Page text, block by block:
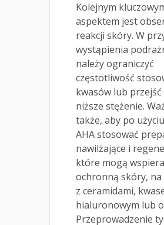
Kolejnym
aspektem jest
reakcji skóry. W
wystąpienia
należy ograniczyć
częstotliwość
kwasów lub przejść
niższe stężenie.
także, aby po
AHA stosować
nawilżające i
które mogą
ochronną skóry, na
z ceramidami,
hialuronowym lub
Przeprowadzenie